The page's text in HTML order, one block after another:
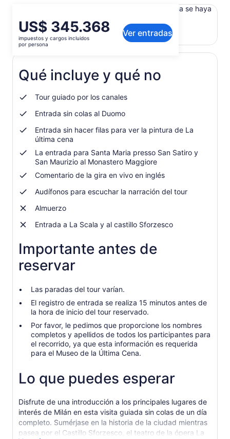
El
precio
es
por
US$ 345.368
impuestos y cargos incluidos
por persona
Ver entradas
Es posible que el contenido de esta página se haya
Ver el texto original (inglés)
Enviar comentarios sobre esta traducción
Qué incluye y qué no
Tour guiado por los canales
Entrada sin colas al Duomo
Entrada sin hacer filas para ver la pintura de La
última cena
La entrada para Santa Maria presso San Satiro y
San Maurizio al Monastero Maggiore
Comentario de la gira en vivo en inglés
Audífonos para escuchar la narración del tour
Almuerzo
Entrada a La Scala y al castillo Sforzesco
Importante antes de
reservar
Las paradas del tour varían.
El registro de entrada se realiza 15 minutos antes de
la hora de inicio del tour reservado.
Por favor, le pedimos que proporcione los nombres
completos y apellidos de todos los participantes para
el recorrido, ya que esta información es requerida
para el Museo de la Última Cena.
Lo que puedes esperar
Disfrute de una introducción a los principales lugares de
interés de Milán en esta visita guiada sin colas de un día
completo. Sumérjase en la historia de la ciudad mientras
pasea por el Castillo Sforzesco, el teatro de la ópera La